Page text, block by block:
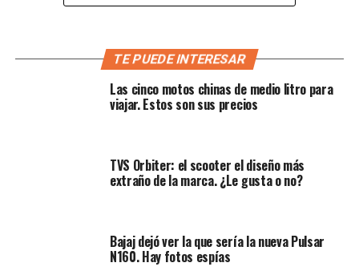
Está construida con un marco VTF
TE PUEDE INTERESAR
Las cinco motos chinas de medio litro para
viajar. Estos son sus precios
TVS Orbiter: el scooter el diseño más
extraño de la marca. ¿Le gusta o no?
Bajaj dejó ver la que sería la nueva Pulsar
N160. Hay fotos espías